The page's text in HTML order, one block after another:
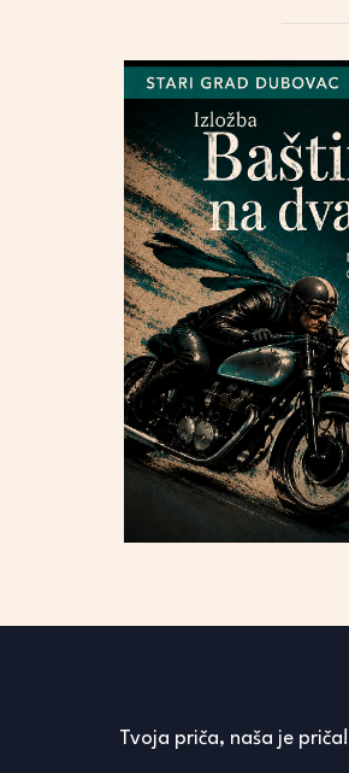
Tvoja priča, naša je priča!